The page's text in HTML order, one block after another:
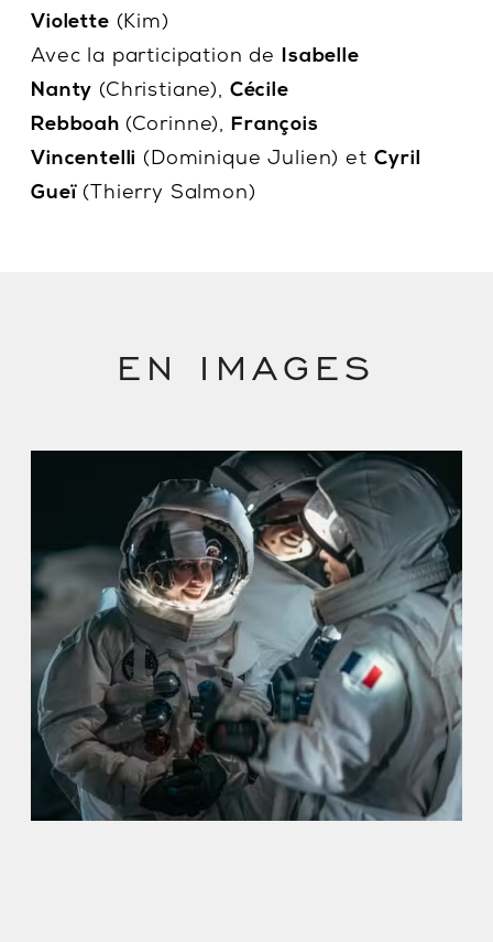
Violette (Kim)
Avec la participation de
Isabelle
Nanty (Christiane), Cécile
Rebboah (Corinne),
François
Vincentelli (Dominique Julien) et Cyril
Gueï(Thierry Salmon)
EN IMAGES